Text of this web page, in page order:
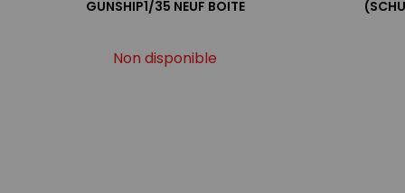
GUNSHIP1/35 NEUF BOITE
Non disponible